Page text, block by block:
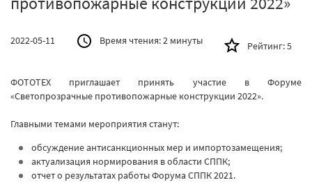
2022-05-11 Время чтения:2 минуты Рейтинг:5
ФОТОТЕХ приглашает принять участие в Форуме
«Светопрозрачные противопожарные конструкции 2022».
Главными темами мероприятия станут:
обсуждение антисанкционных мер и импортозамещения;
актуализация нормирования в области СППК;
отчет о результатах работы Форума СППК 2021.